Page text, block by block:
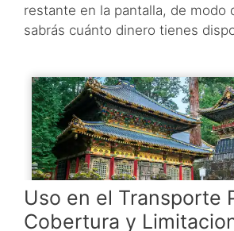
restante en la pantalla, de modo
sabrás cuánto dinero tienes
Uso en el Transporte
Cobertura y